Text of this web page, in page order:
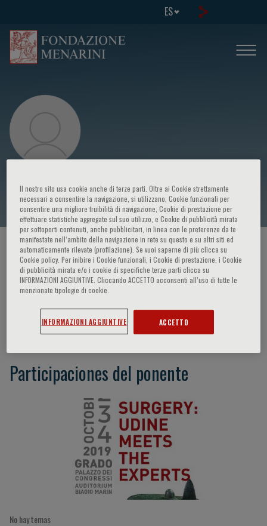
ES
Josè Luis Escalante
HOME PAGE / CURSOS Y EVENTOS / ORADOR
Josè Luis Escalante
Participaciones del ponente
No hay temas
Il nostro sito usa cookie anche di terze parti. Oltre ai Cookie strettamente
necessari a consentire la navigazione, si utilizzano, Cookie funzionali per
consentire una migliore fruibilità di navigazione, Cookie di prestazione per
effettuare statistiche aggregate sul suo utilizzo, e Cookie di pubblicità mirata
per sottoporti contenuti, anche pubblicitari, in linea con le preferenze da te
manifestate nell‘ambito della navigazione in rete su questo e su altri siti ed
automaticamente rilevate (profilazione). Se vuoi saperne di più clicca su
Cookie policy. Per inibire i Cookie funzionali, i Cookie di prestazione, i Cookie
di pubblicità mirata e/o i cookie di specifiche terze parti clicca su
INFORMAZIONI AGGIUNTIVE. Cliccando ACCETTO acconsenti all’uso di tutte le
menzionate tipologie di cookie.
INFORMAZIONI AGGIUNTIVE ACCETTO